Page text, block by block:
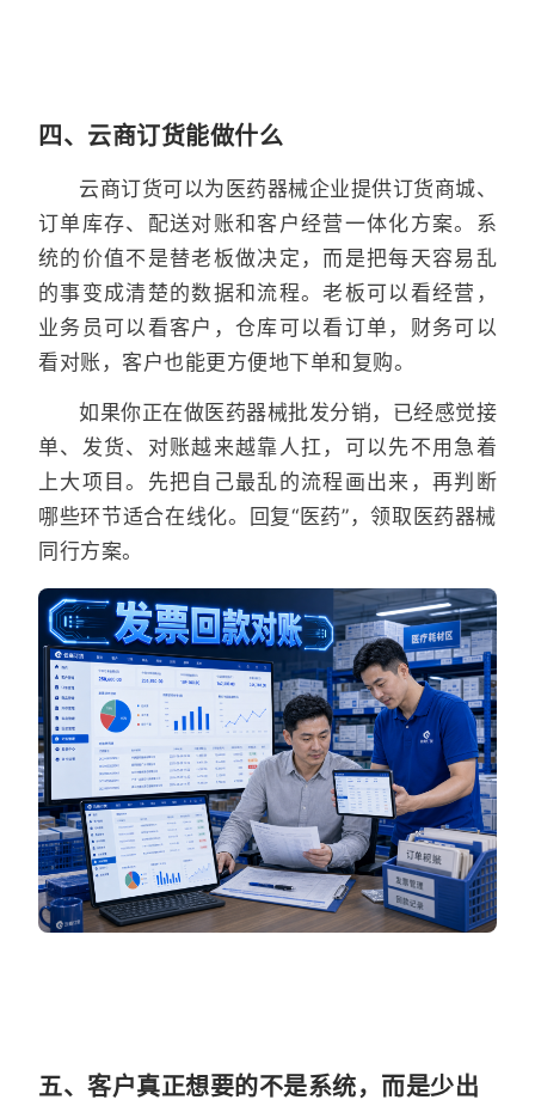
四、云商订货能做什么
云商订货可以为医药器械企业提供订货商城、
订单库存、配送对账和客户经营一体化方案。系
统的价值不是替老板做决定，而是把每天容易乱
的事变成清楚的数据和流程。老板可以看经营，
业务员可以看客户，仓库可以看订单，财务可以
看对账，客户也能更方便地下单和复购。
如果你正在做医药器械批发分销，已经感觉接
单、发货、对账越来越靠人扛，可以先不用急着
上大项目。先把自己最乱的流程画出来，再判断
哪些环节适合在线化。回复“医药”，领取医药器械
同行方案。
五、客户真正想要的不是系统，而是少出